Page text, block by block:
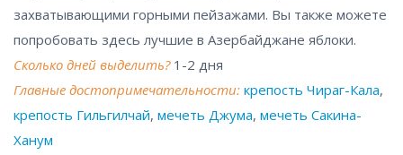
захватывающими горными пейзажами. Вы также можете
попробовать здесь лучшие в Азербайджане яблоки.
Сколько дней выделить?1-2 дня
Главные достопримечательности: крепость Чираг-Кала,
крепость Гильгилчай, мечеть Джума, мечеть Сакина-
Ханум